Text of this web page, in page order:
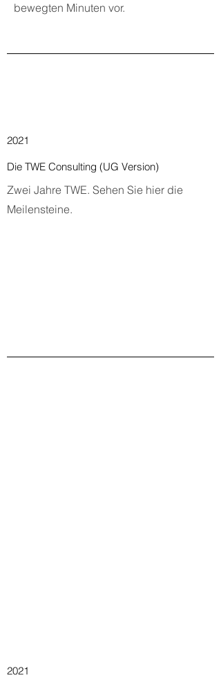
bewegten Minuten vor.
2021
Die TWE Consulting (UG Version)
Zwei Jahre TWE. Sehen Sie hier die
Meilensteine.
2021